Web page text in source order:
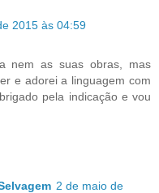
2015 às 04:59
nem as suas obras, mas
e adorei a linguagem com
pela indicação e vou
2 de maio de